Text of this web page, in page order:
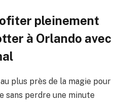
pleinement
à Orlando avec
plus près de la magie pour
sans perdre une minute